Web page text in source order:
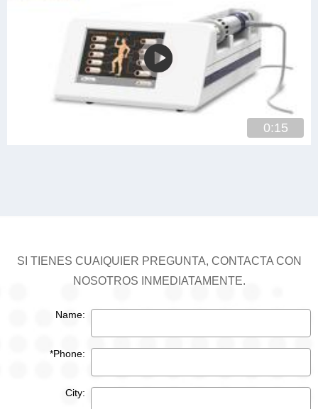
0:15
SI TIENES CUAIQUIER PREGUNTA, CONTACTA CON
NOSOTROS INMEDIATAMENTE.
Name:
*Phone:
City: